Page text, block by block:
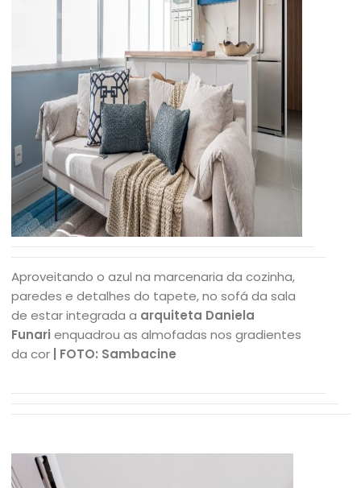
Aproveitando o azul na marcenaria da cozinha,
paredes e detalhes do tapete, no sofá da sala
de estar integrada a arquiteta Daniela
Funari enquadrou as almofadas nos gradientes
da cor
| FOTO: Sambacine